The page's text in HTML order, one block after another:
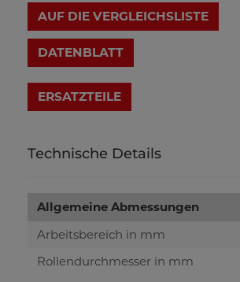
AUF DIE VERGLEICHSLISTE
DATENBLATT
Technische Details
Allgemeine Abmessungen
Arbeitsbereich in mm
Rollendurchmesser in mm